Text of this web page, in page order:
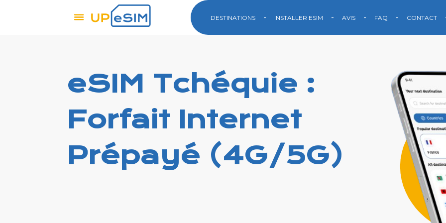
DESTINATIONS INSTALLER ESIM AVIS FAQ CONTACT
eSIM Tchéquie :
Forfait Internet
Prépayé (4G/5G)